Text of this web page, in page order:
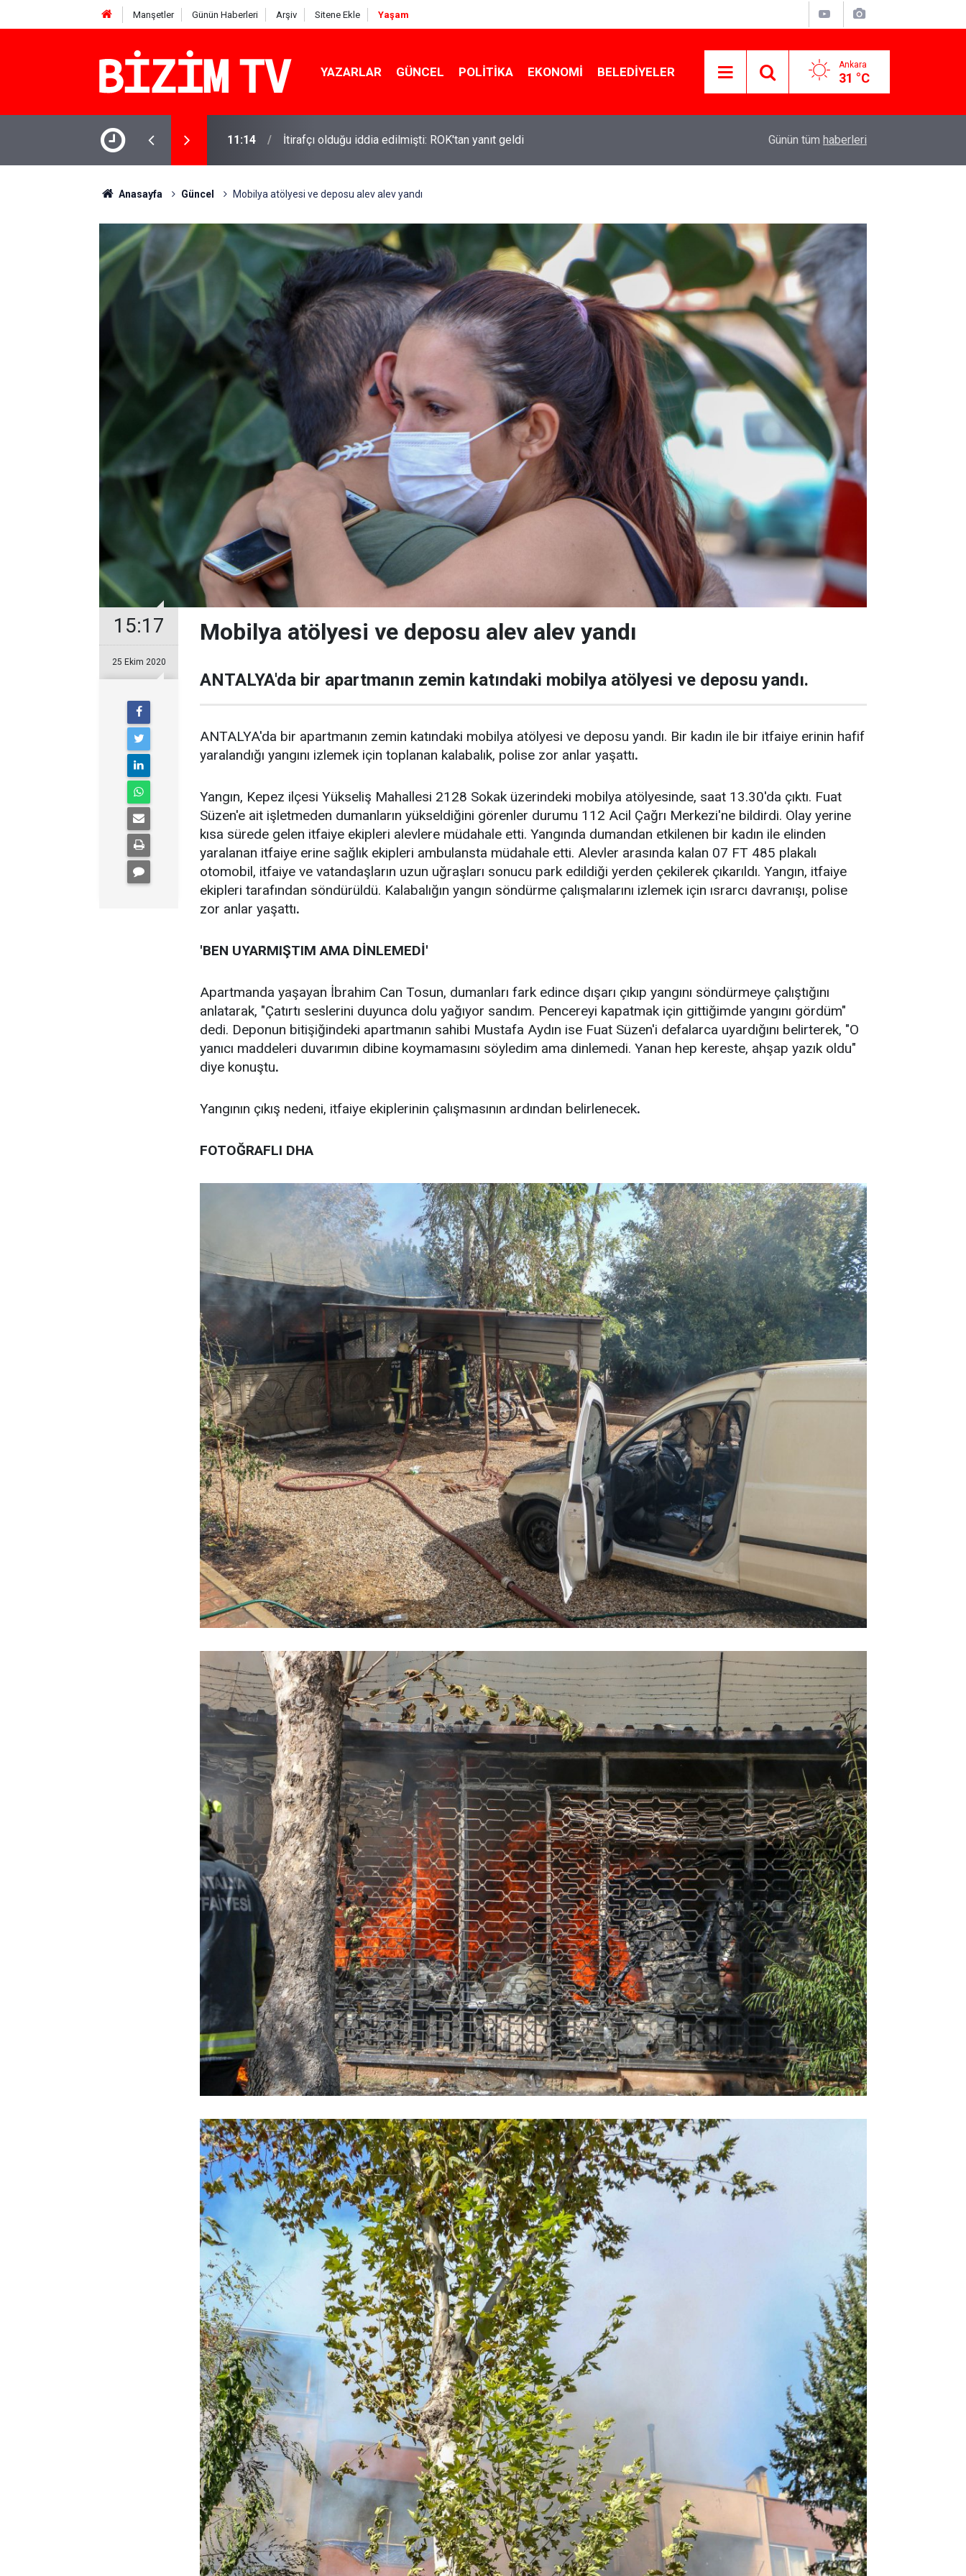
Manşetler Günün Haberleri Arşiv Sitene Ekle Yaşam
YAZARLAR GÜNCEL POLITIKA EKONOMI BELEDIYELER Ankara
31 °C
11:10 Yusuf Tekin açıkladı: YKS değişecek mi? Lüks yok, şatafat yok: YENİ Parti kapılarını açtı
Günün tüm haberleri
Anasayfa Güncel Mobilya atölyesi ve deposu alev alev yandı
15:17
25 Ekim 2020
Mobilya atölyesi ve deposu alev alev yandı
ANTALYA'da bir apartmanın zemin katındaki mobilya atölyesi ve deposu yandı.
ANTALYA'da bir apartmanın zemin katındaki mobilya atölyesi ve deposu yandı. Bir kadın ile bir itfaiye erinin hafif
yaralandığı yangını izlemek için toplanan kalabalık, polise zor anlar yaşattı.
Yangın, Kepez ilçesi Yükseliş Mahallesi 2128 Sokak üzerindeki mobilya atölyesinde, saat 13.30'da çıktı. Fuat
Süzen'e ait işletmeden dumanların yükseldiğini görenler durumu 112 Acil Çağrı Merkezi'ne bildirdi. Olay yerine
kısa sürede gelen itfaiye ekipleri alevlere müdahale etti. Yangında dumandan etkilenen bir kadın ile elinden
yaralanan itfaiye erine sağlık ekipleri ambulansta müdahale etti. Alevler arasında kalan 07 FT 485 plakalı
otomobil, itfaiye ve vatandaşların uzun uğraşları sonucu park edildiği yerden çekilerek çıkarıldı. Yangın, itfaiye
ekipleri tarafından söndürüldü. Kalabalığın yangın söndürme çalışmalarını izlemek için ısrarcı davranışı, polise
zor anlar yaşattı.
'BEN UYARMIŞTIM AMA DİNLEMEDİ'
Apartmanda yaşayan İbrahim Can Tosun, dumanları fark edince dışarı çıkıp yangını söndürmeye çalıştığını
anlatarak, "Çatırtı seslerini duyunca dolu yağıyor sandım. Pencereyi kapatmak için gittiğimde yangını gördüm"
dedi. Deponun bitişiğindeki apartmanın sahibi Mustafa Aydın ise Fuat Süzen'i defalarca uyardığını belirterek, "O
yanıcı maddeleri duvarımın dibine koymamasını söyledim ama dinlemedi. Yanan hep kereste, ahşap yazık oldu"
diye konuştu.
Yangının çıkış nedeni, itfaiye ekiplerinin çalışmasının ardından belirlenecek.
FOTOĞRAFLI DHA